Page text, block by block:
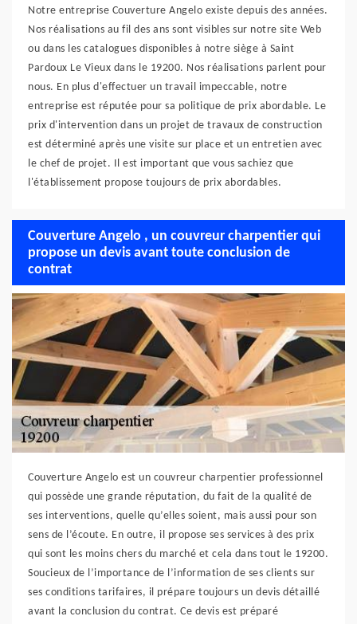
Notre entreprise Couverture Angelo existe depuis des années.
Nos réalisations au fil des ans sont visibles sur notre site Web
ou dans les catalogues disponibles à notre siège à Saint
Pardoux Le Vieux dans le 19200. Nos réalisations parlent pour
nous. En plus d'effectuer un travail impeccable, notre
entreprise est réputée pour sa politique de prix abordable. Le
prix d'intervention dans un projet de travaux de construction
est déterminé après une visite sur place et un entretien avec
le chef de projet. Il est important que vous sachiez que
l'établissement propose toujours de prix abordables.
Couverture Angelo , un couvreur charpentier qui
propose un devis avant toute conclusion de
contrat
Couverture Angelo est un couvreur charpentier professionnel
qui possède une grande réputation, du fait de la qualité de
ses interventions, quelle qu’elles soient, mais aussi pour son
sens de l’écoute. En outre, il propose ses services à des prix
qui sont les moins chers du marché et cela dans tout le 19200.
Soucieux de l’importance de l’information de ses clients sur
ses conditions tarifaires, il prépare toujours un devis détaillé
avant la conclusion du contrat. Ce devis est préparé